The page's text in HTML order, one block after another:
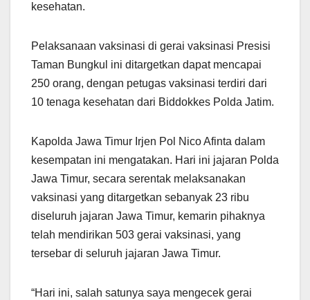
kesehatan.
Pelaksanaan vaksinasi di gerai vaksinasi Presisi
Taman Bungkul ini ditargetkan dapat mencapai
250 orang, dengan petugas vaksinasi terdiri dari
10 tenaga kesehatan dari Biddokkes Polda Jatim.
Kapolda Jawa Timur Irjen Pol Nico Afinta dalam
kesempatan ini mengatakan. Hari ini jajaran Polda
Jawa Timur, secara serentak melaksanakan
vaksinasi yang ditargetkan sebanyak 23 ribu
diseluruh jajaran Jawa Timur, kemarin pihaknya
telah mendirikan 503 gerai vaksinasi, yang
tersebar di seluruh jajaran Jawa Timur.
“Hari ini, salah satunya saya mengecek gerai